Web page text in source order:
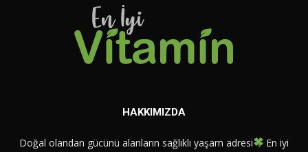
HAKKIMIZDA
Doğal olandan gücünü alanların sağlıklı yaşam adresi
En iyi